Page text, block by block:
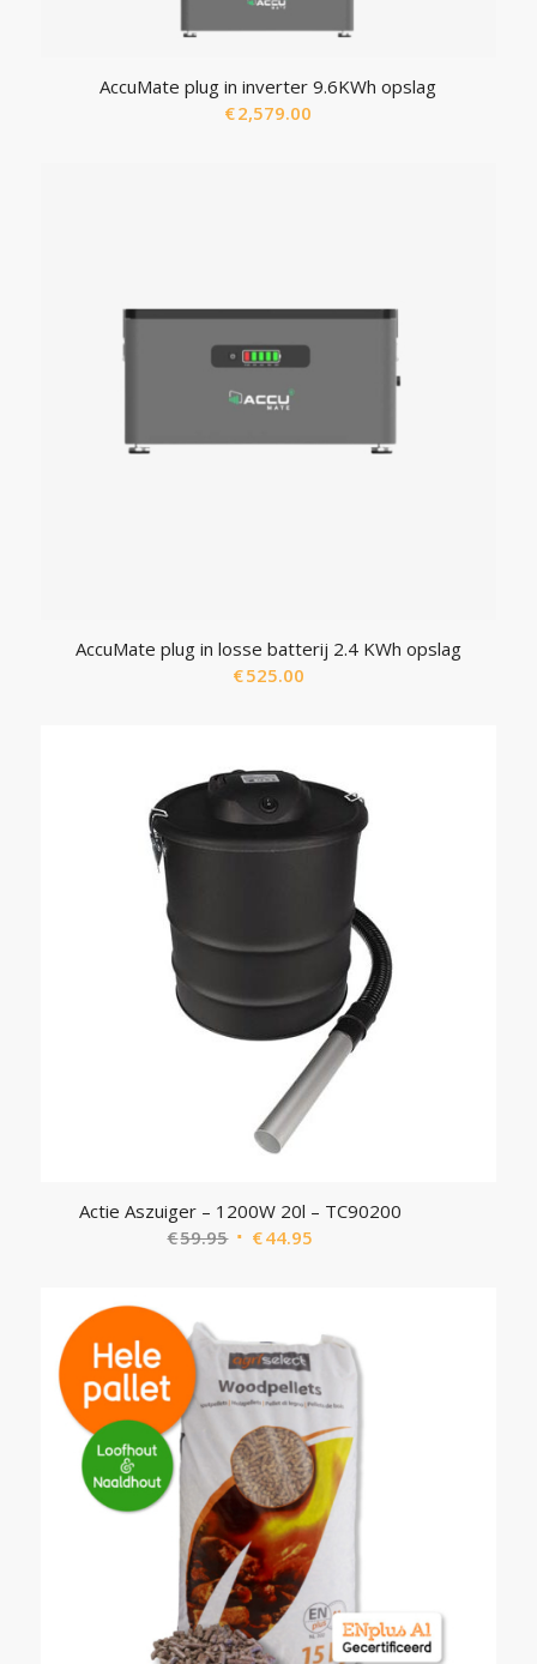
AccuMate plug in inverter 9.6KWh opslag
€2,579.00
AccuMate plug in losse batterij 2.4 KWh opslag
€525.00
Actie Aszuiger – 1200W 20l – TC90200
€59.95 Oorspronkelijke
€44.95